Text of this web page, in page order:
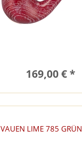
169,00 € *
VAUEN LIME 785 GRÜN